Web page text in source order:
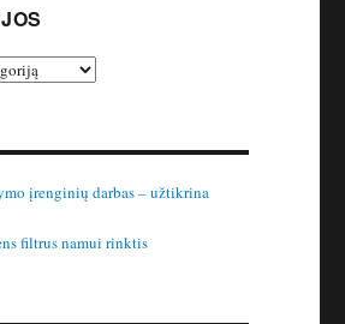
įrenginių darbas – užtikrina
filtrus namui rinktis